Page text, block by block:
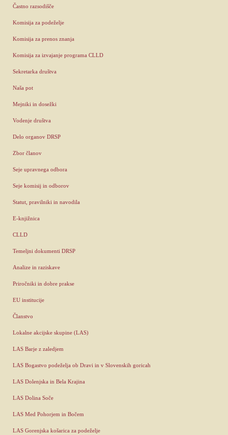
Častno razsodišče
Komisija za podeželje
Komisija za prenos znanja
Komisija za izvajanje programa CLLD
Sekretarka društva
Naša pot
Mejniki in dosežki
Vodenje društva
Delo organov DRSP
Zbor članov
Seje upravnega odbora
Seje komisij in odborov
Statut, pravilniki in navodila
E-knjižnica
CLLD
Temeljni dokumenti DRSP
Analize in raziskave
Priročniki in dobre prakse
EU institucije
Članstvo
Lokalne akcijske skupine (LAS)
LAS Barje z zaledjem
LAS Bogastvo podeželja ob Dravi in v Slovenskih goricah
LAS Dolenjska in Bela Krajina
LAS Dolina Soče
LAS Med Pohorjem in Bočem
LAS Gorenjska košarica za podeželje